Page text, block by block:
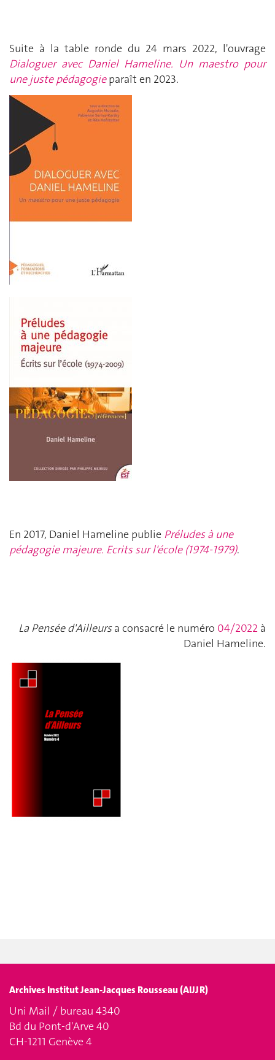
Suite à la table ronde du 24 mars 2022, l'ouvrage
Dialoguer avec Daniel Hameline. Un maestro pour
une juste pédagogieparaît en 2023.
En 2017, Daniel Hameline publie Préludes à une
pédagogie majeure. Ecrits sur l'école (1974-1979).
La Pensée d'Ailleursa consacré le numéro 04/2022 à
Daniel Hameline.
Archives Institut Jean-Jacques Rousseau (AIJJR)
Uni Mail / bureau 4340
Bd du Pont-d'Arve 40
CH-1211 Genève 4